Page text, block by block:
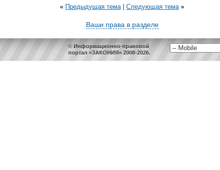
« Предыдущая тема| Следующая тема »
Ваши права в разделе
© Информационно-правовой
портал «ЗАКОНИЯ» 2008-2026.